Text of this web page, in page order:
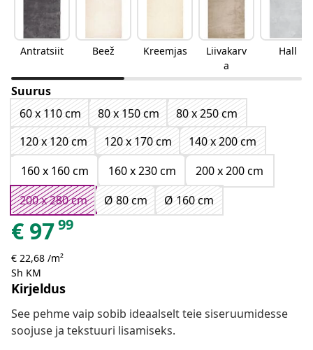
Antratsiit Beež Kreemjas
Liivakarv
a
Hall
Suurus
60 x 110 cm
80 x 150 cm
80 x 250 cm
120 x 120 cm
120 x 170 cm
140 x 200 cm
160 x 160 cm
160 x 230 cm
200 x 200 cm
200 x 280 cm
Ø 80 cm Ø 160 cm
€ 9799
€ 22,68 /m²
Sh KM
Kirjeldus
See pehme vaip sobib ideaalselt teie siseruumidesse
soojuse ja tekstuuri lisamiseks.